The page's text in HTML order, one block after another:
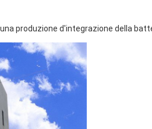
produzione d'integrazione della